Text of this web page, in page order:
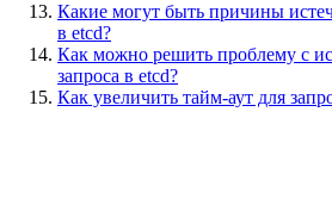
Какие могут быть причины
в etcd?
Как можно решить проблему с
запроса в etcd?
Как увеличить тайм-аут для